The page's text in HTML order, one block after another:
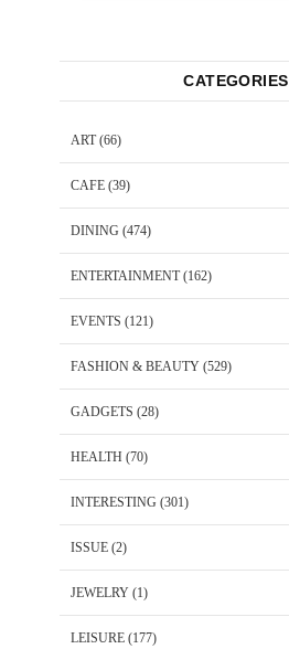
CATEGORIES
ART(66)
CAFE (39)
DINING (474)
ENTERTAINMENT(162)
EVENTS (121)
FASHION & BEAUTY (529)
GADGETS (28)
HEALTH (70)
INTERESTING (301)
ISSUE (2)
JEWELRY (1)
LEISURE (177)